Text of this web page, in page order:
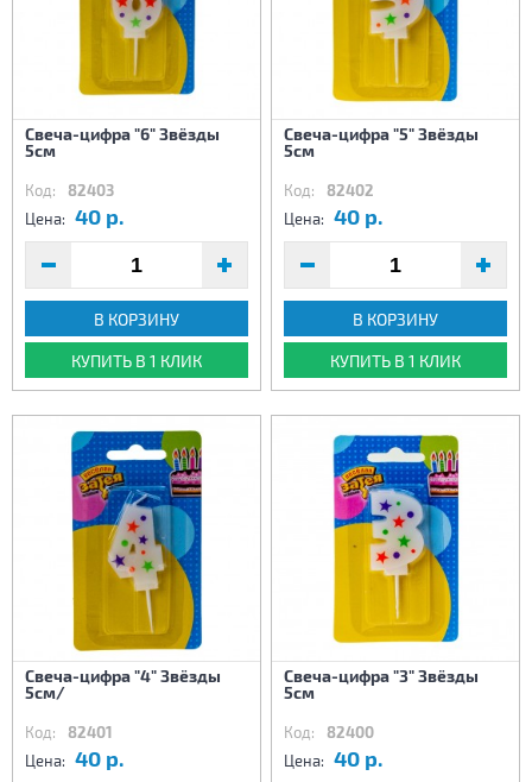
Свеча-цифра "6" Звёзды
5см
Код: 82403
Цена: 40 р.
В КОРЗИНУ
КУПИТЬ В 1 КЛИК
Свеча-цифра "5" Звёзды
5см
Код: 82402
Цена: 40 р.
В КОРЗИНУ
КУПИТЬ В 1 КЛИК
Свеча-цифра "4" Звёзды
5см/
Код: 82401
Цена: 40 р.
Свеча-цифра "3" Звёзды
5см
Код: 82400
Цена: 40 р.